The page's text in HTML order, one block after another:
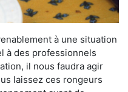
à une situation
à des professionnels
il nous faudra agir
laissez ces rongeurs